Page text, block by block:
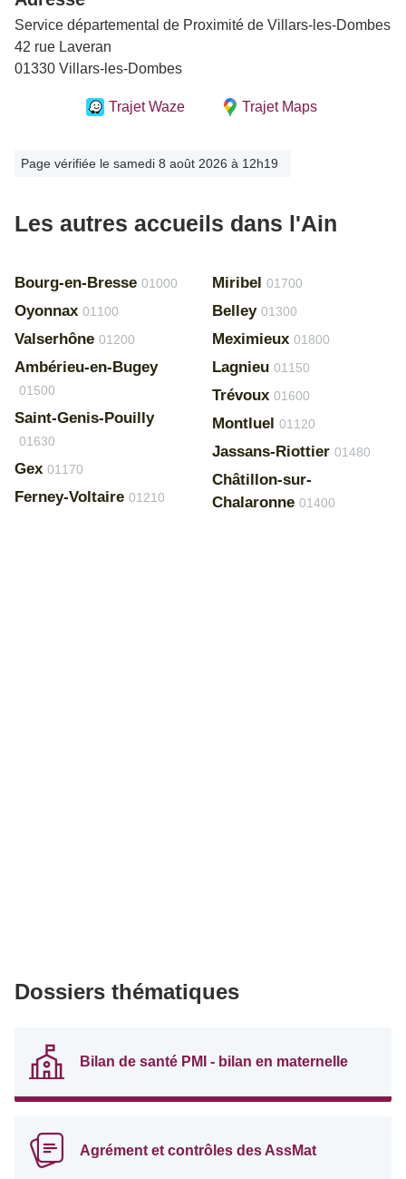
Service départemental de Proximité de Villars-les-Dombes
42 rue Laveran
01330 Villars-les-Dombes
Trajet Waze Trajet Maps
Page vérifiée le samedi 8 août 2026 à 12h19
Les autres accueils dans l'Ain
Bourg-en-Bresse 01000
Oyonnax 01100
Valserhône 01200
Ambérieu-en-Bugey
01500
Saint-Genis-Pouilly
01630
Gex 01170
Ferney-Voltaire 01210
Miribel 01700
Belley 01300
Meximieux 01800
Lagnieu 01150
Trévoux 01600
Montluel 01120
Jassans-Riottier 01480
Châtillon-sur-
Chalaronne 01400
Dossiers thématiques
Bilan de santé PMI - bilan en maternelle
Agrément et contrôles des AssMat